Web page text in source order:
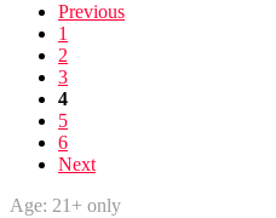
Previous
1
2
3
4
5
6
Next
Age: 21+ only